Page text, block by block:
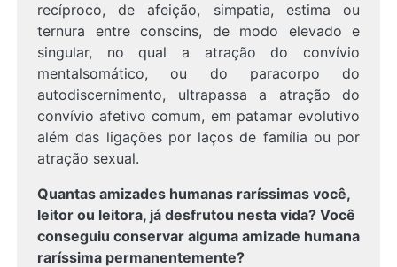
recíproco, de afeição, simpatia, estima ou
ternura entre conscins, de modo elevado e
singular, no qual a atração do convívio
mentalsomático, ou do paracorpo do
autodiscernimento, ultrapassa a atração do
convívio afetivo comum, em patamar evolutivo
além das ligações por laços de família ou por
atração sexual.
Quantas amizades humanas raríssimas você,
leitor ou leitora, já desfrutou nesta vida? Você
conseguiu conservar alguma amizade humana
raríssima permanentemente?